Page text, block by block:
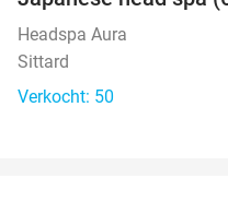
Headspa Aura
Sittard
Verkocht: 50